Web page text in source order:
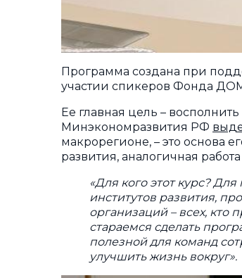
Программа создана при
участии спикеров Фонда
Ее главная цель –
Минэкономразвития РФ
макрорегионе, – это основа
развития, аналогичная
«Для кого этот курс?
институтов развития,
организаций – всех, кто
стараемся сделать
полезной для команд
улучшить жизнь вокруг».